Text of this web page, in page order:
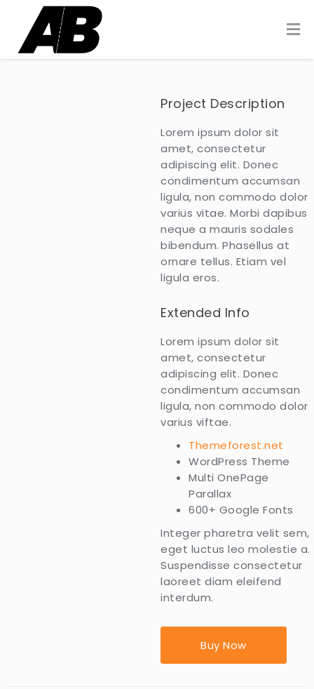
Project Description
Lorem ipsum dolor sit
amet, consectetur
adipiscing elit. Donec
condimentum accumsan
ligula, non commodo dolor
varius vitae. Morbi dapibus
neque a mauris sodales
bibendum. Phasellus at
ornare tellus. Etiam vel
ligula eros.
Extended Info
Lorem ipsum dolor sit
amet, consectetur
adipiscing elit. Donec
condimentum accumsan
ligula, non commodo dolor
varius viftae.
Themeforest.net
WordPress Theme
Multi OnePage
Parallax
600+ Google Fonts
Integer pharetra velit sem,
eget luctus leo molestie a.
Suspendisse consectetur
laoreet diam eleifend
interdum.
Buy Now